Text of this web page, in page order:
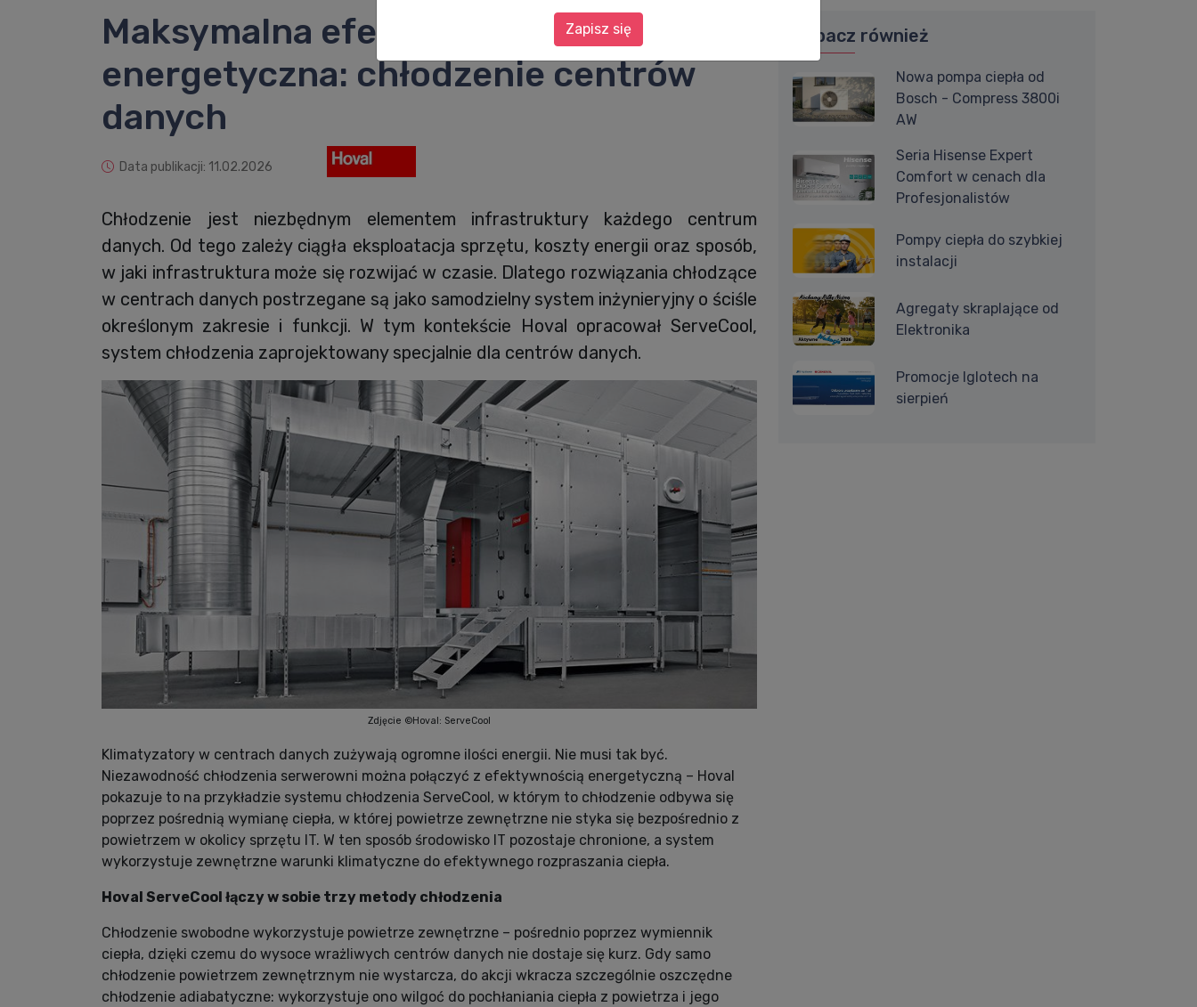
Maksymalna efektywność
energetyczna: chłodzenie centrów
danych
Data publikacji: 11.02.2026
Chłodzenie jest niezbędnym elementem infrastruktury każdego centrum
danych. Od tego zależy ciągła eksploatacja sprzętu, koszty energii oraz sposób,
w jaki infrastruktura może się rozwijać w czasie. Dlatego rozwiązania chłodzące
w centrach danych postrzegane są jako samodzielny system inżynieryjny o ściśle
określonym zakresie i funkcji. W tym kontekście Hoval opracował ServeCool,
system chłodzenia zaprojektowany specjalnie dla centrów danych.
Zdjęcie ©Hoval: ServeCool
Klimatyzatory w centrach danych zużywają ogromne ilości energii. Nie musi tak być.
Niezawodność chłodzenia serwerowni można połączyć z efektywnością energetyczną – Hoval
pokazuje to na przykładzie systemu chłodzenia ServeCool, w którym to chłodzenie odbywa się
poprzez pośrednią wymianę ciepła, w której powietrze zewnętrzne nie styka się bezpośrednio z
powietrzem w okolicy sprzętu IT. W ten sposób środowisko IT pozostaje chronione, a system
wykorzystuje zewnętrzne warunki klimatyczne do efektywnego rozpraszania ciepła.
Hoval ServeCool łączy w sobie trzy metody chłodzenia
Chłodzenie swobodne wykorzystuje powietrze zewnętrzne – pośrednio poprzez wymiennik
ciepła, dzięki czemu do wysoce wrażliwych centrów danych nie dostaje się kurz. Gdy samo
chłodzenie powietrzem zewnętrznym nie wystarcza, do akcji wkracza szczególnie oszczędne
chłodzenie adiabatyczne: wykorzystuje ono wilgoć do pochłaniania ciepła z powietrza i jego
Zobacz również
Nowa pompa ciepła od
Bosch - Compress 3800i
AW
Seria Hisense Expert
Comfort w cenach dla
Profesjonalistów
Pompy ciepła do szybkiej
instalacji
Agregaty skraplające od
Elektronika
Promocje Iglotech na
sierpień
Zapisz się